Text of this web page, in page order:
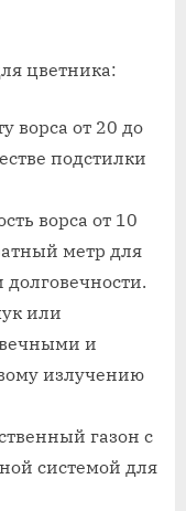
цветника:
ворса от 20 до
подстилки
ворса от 10
метр для
или
и
излучению
газон с
системой для